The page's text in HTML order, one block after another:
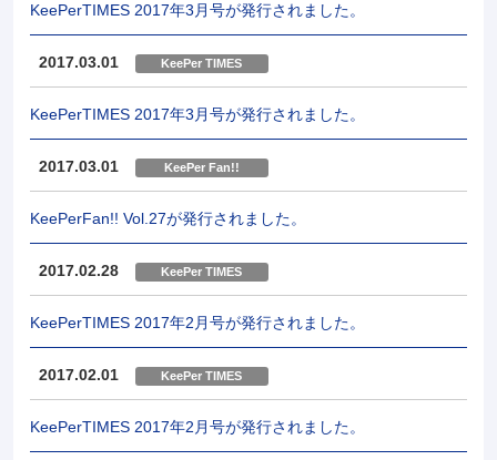
KeePerTIMES 2017年3月号が発行されました。
2017.03.01 KeePer TIMES
KeePerTIMES 2017年3月号が発行されました。
2017.03.01 KeePer Fan!!
KeePerFan!! Vol.27が発行されました。
2017.02.28 KeePer TIMES
KeePerTIMES 2017年2月号が発行されました。
2017.02.01 KeePer TIMES
KeePerTIMES 2017年2月号が発行されました。